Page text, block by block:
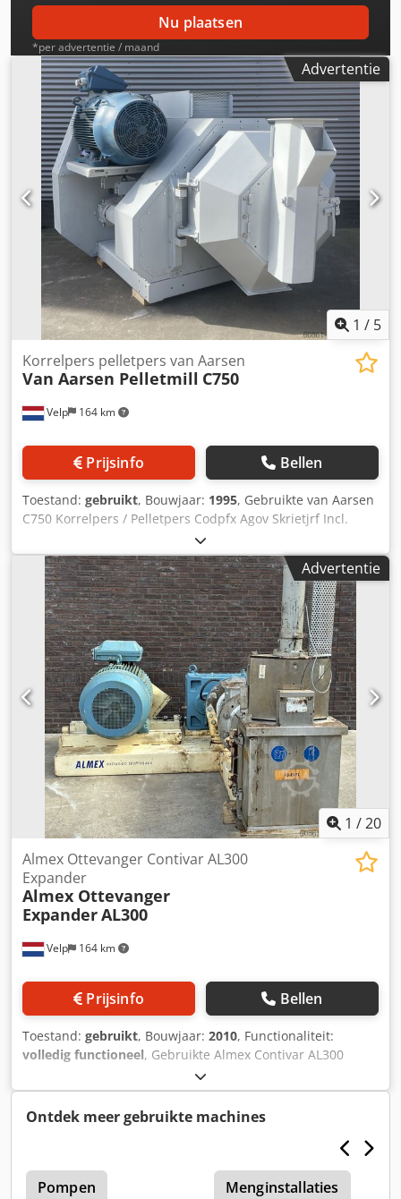
Nu plaatsen
*per advertentie / maand
Advertentie
1 / 5
Velp 164 km
Korrelpers pelletpers van Aarsen
Van Aarsen Pelletmill C750
Prijsinfo Bellen
Toestand: gebruikt, Bouwjaar: 1995, Gebruikte van Aarsen
C750 Korrelpers / Pelletpers Codpfx Agov Skrietjrf Incl.
toevoervijzel, Mixer, 160kW IE3 WEG Motor andere motor in
overleg Automatische rolverstelling Binnenwerk
gereviseerd 2-3 jaar geleden Incl. rollen & onderframe Incl.
gereedschap t.b.v. rollen en matrijswissel
Advertentie
1 /20
Velp 164 km
Almex Ottevanger Contivar AL300
Expander
Almex Ottevanger
ExpanderAL300
Prijsinfo Bellen
Toestand: gebruikt, Bouwjaar: 2010, Functionaliteit:
volledig functioneel, Gebruikte Almex Contivar AL300
Expander - Incl. 160kW Aandrijfmotor Cedpfey Swfuox
Agterf - Incl. hydrauliekunit & breker - Incl. verschillende
reserveonderdelen
Ontdek meer gebruikte machines
Pompen Menginstallaties